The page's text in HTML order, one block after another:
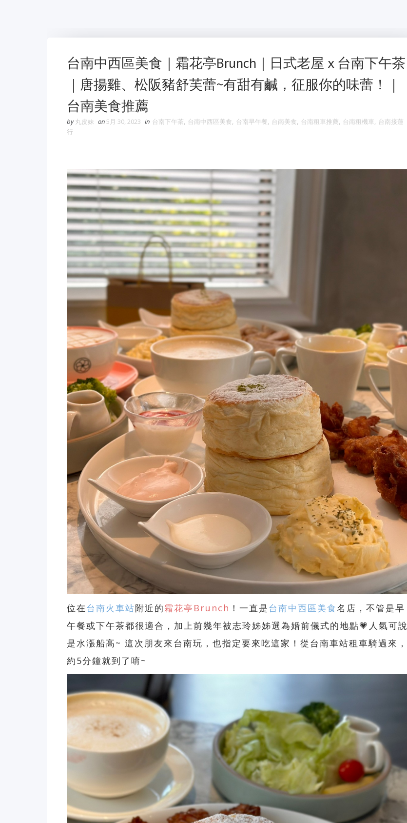
台南中西區美食｜霜花亭Brunch｜日式老屋 x 台南下午茶
｜唐揚雞、松阪豬舒芙蕾~有甜有鹹，征服你的味蕾！｜
台南美食推薦
by 丸皮妹 on 5月 30, 2023 in 台南下午茶, 台南中西區美食, 台南早午餐, 台南美食, 台南租車推薦, 台南租機車, 台南接蓮
行
位在台南火車站附近的霜花亭Brunch ！一直是台南中西區美食名店，不管是早
午餐或下午茶都很適合，加上前幾年被志玲姊姊選為婚前儀式的地點💗人氣可說
是水漲船高~ 這次朋友來台南玩，也指定要來吃這家！從台南車站租車騎過來，
約5分鐘就到了唷~